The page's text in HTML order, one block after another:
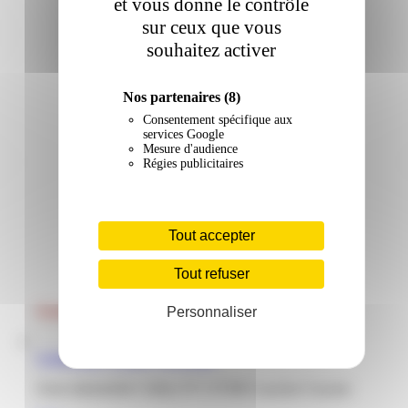
et vous donne le contrôle
sur ceux que vous
souhaitez activer
Nos partenaires (8)
Consentement spécifique aux
services Google
Mesure d'audience
Régies publicitaires
Tout accepter
Tout refuser
Personnaliser
Conforama | Collery | Cayenne